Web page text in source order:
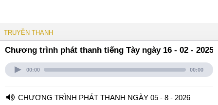
TRUYỀN THANH
Chương trình phát thanh tiếng Tày ngày 16 - 02 - 2025
00:00 00:00
CHƯƠNG TRÌNH PHÁT THANH NGÀY 05 - 8 - 2026